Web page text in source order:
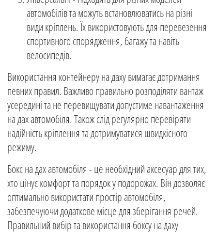
автомобілів та можуть встановлюватись на різні
види кріплень. Їх використовують для перевезення
спортивного спорядження, багажу та навіть
велосипедів.
Використання контейнеру на даху вимагає дотримання
певних правил. Важливо правильно розподіляти вантаж
усередині та не перевищувати допустиме навантаження
на дах автомобіля. Також слід регулярно перевіряти
надійність кріплення та дотримуватися швидкісного
режиму.
Бокс на дах автомобіля - це необхідний аксесуар для тих,
хто цінує комфорт та порядок у подорожах. Він дозволяє
оптимально використати простір автомобіля,
забезпечуючи додаткове місце для зберігання речей.
Правильний вибір та використання боксу на даху